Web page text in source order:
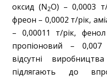
оксид (N2O) – 0,0003
фреон – 0,0002 т/рік,
– 0,00011 т/рік,
пропіоновий – 0,007
відсутні
підлягають до